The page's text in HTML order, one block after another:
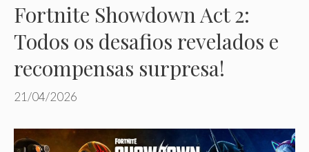
Fortnite Showdown Act 2:
Todos os desafios revelados e
recompensas surpresa!
21/04/2026